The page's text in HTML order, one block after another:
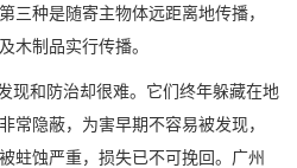
三种是随寄主物体远距离地传播，
木制品实行传播。
现和防治却很难。它们终年躲藏在地
常隐蔽，为害早期不容易被发现，
蛀蚀严重，损失已不可挽回。广州